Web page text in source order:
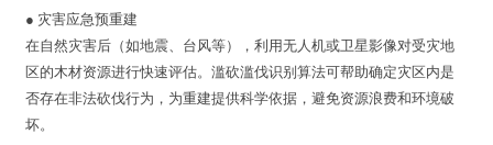
● 灾害应急预重建
在自然灾害后（如地震、台风等），利用无人机或卫星影像对受灾地
区的木材资源进行快速评估。滥砍滥伐识别算法可帮助确定灾区内是
否存在非法砍伐行为，为重建提供科学依据，避免资源浪费和环境破
坏。